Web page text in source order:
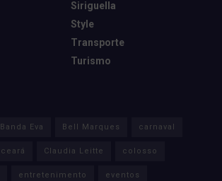
Siriguella
Style
Transporte
Turismo
Banda Eva Bell Marques carnaval
ceará Claudia Leitte colosso
entretenimento eventos